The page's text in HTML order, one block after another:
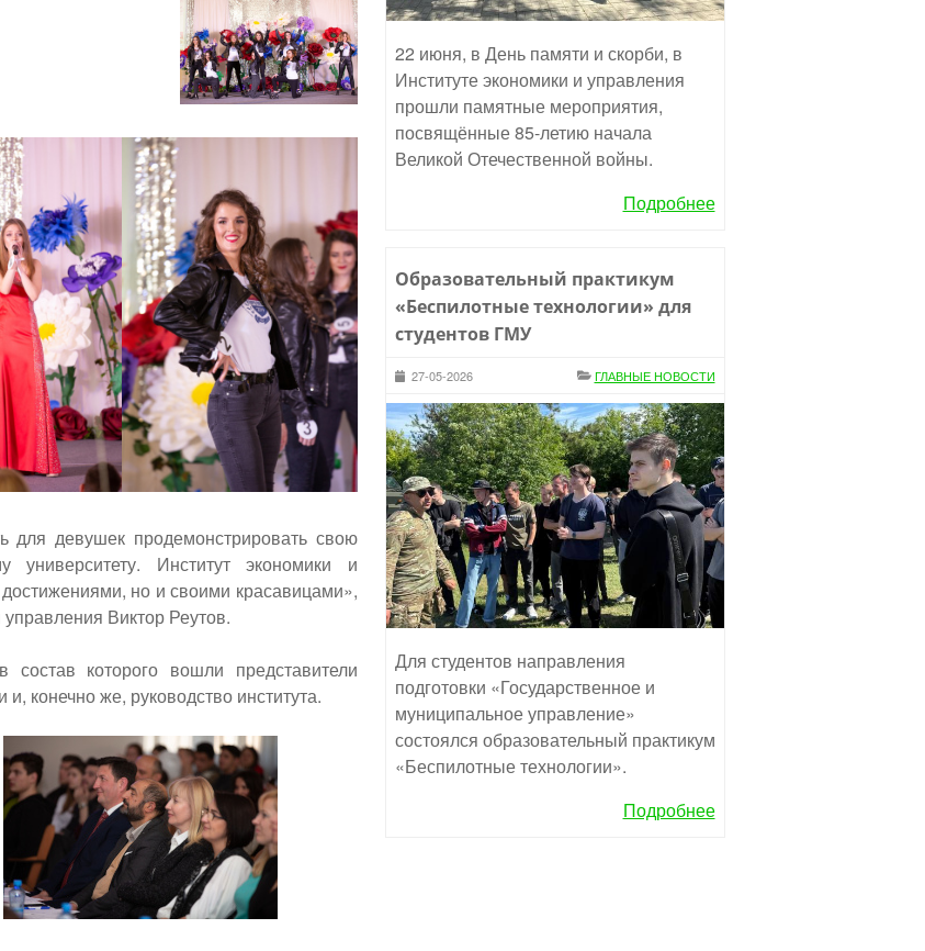
для девушек продемонстрировать свою
Институт экономики и
но и своими красавицами»,
Виктор Реутов.
которого вошли представители
конечно же, руководство института.
22 июня, в День памяти и скорби, в
Институте экономики и управления
прошли памятные мероприятия,
посвящённые 85-летию начала
Великой Отечественной войны.
Подробнее
Образовательный практикум
«Беспилотные технологии» для
студентов ГМУ
27-05-2026 ГЛАВНЫЕ НОВОСТИ
Для студентов направления
подготовки «Государственное и
муниципальное управление»
состоялся образовательный практикум
«Беспилотные технологии».
Подробнее